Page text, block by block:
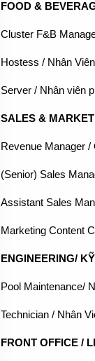
FOOD &
Cluster F&B
Hostess / Nhân
Server / Nhân viên
SALES &
Revenue Manager
(Senior) Sales
Assistant Sales
Marketing Content
ENGINEERING/
Pool Maintenance/
Technician / Nhân
FRONT OFFICE /